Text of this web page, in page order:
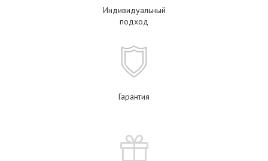
Индивидуальный
подход
Гарантия